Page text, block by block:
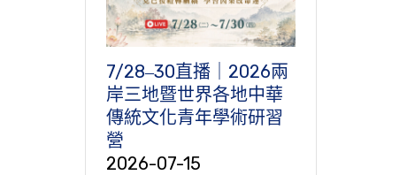
7/28‒30直播｜2026兩
岸三地暨世界各地中華
傳統文化青年學術研習
營
2026-07-15